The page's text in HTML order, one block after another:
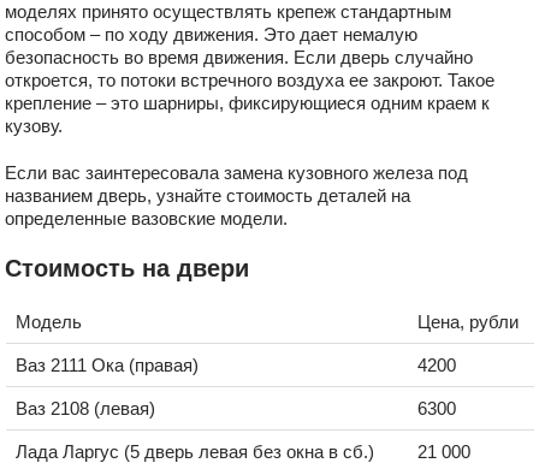
моделях принято осуществлять крепеж стандартным
способом – по ходу движения. Это дает немалую
безопасность во время движения. Если дверь случайно
откроется, то потоки встречного воздуха ее закроют. Такое
крепление – это шарниры, фиксирующиеся одним краем к
кузову.
Если вас заинтересовала замена кузовного железа под
названием дверь, узнайте стоимость деталей на
определенные вазовские модели.
Стоимость на двери
Модель Цена, рубли
Ваз 2111 Ока (правая) 4200
Ваз 2108 (левая) 6300
Лада Ларгус (5 дверь левая без окна в сб.) 21 000